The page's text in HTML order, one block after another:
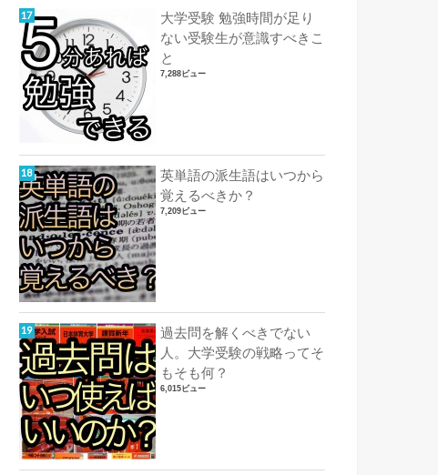
大学受験 勉強時間が足り
ない受験生が意識すべきこ
と
7,288ビュー
英単語の派生語はいつから
覚えるべきか？
7,209ビュー
過去問を解くべきでない
人。大学受験の戦略ってそ
もそも何？
6,015ビュー